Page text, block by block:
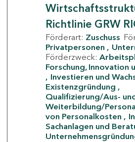
Richtlinie GRW
Förderart: Zuschuss
Privatpersonen
Förderzweck:
Forschung, Innovation
Investieren und
Existenzgründung
Qualifizierung/Aus-
Weiterbildung/
von Personalkosten
Sachanlagen und